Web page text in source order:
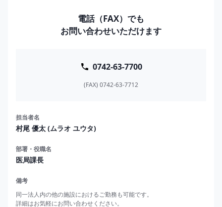
電話（FAX）でも
お問い合わせいただけます
0742-63-7700
(FAX) 0742-63-7712
担当者名
村尾 優太 (ムラオ ユウタ)
部署・役職名
医局課長
備考
同一法人内の他の施設におけるご勤務も可能です。
詳細はお気軽にお問い合わせください。